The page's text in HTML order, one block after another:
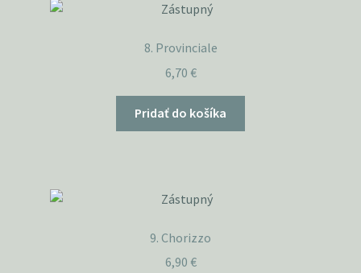
8. Provinciale
6,70 €
Pridať do košíka
9. Chorizzo
6,90 €